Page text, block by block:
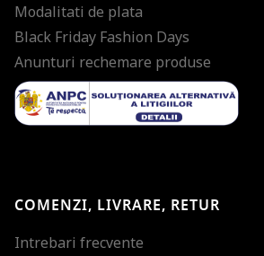
Modalitati de plata
Black Friday Fashion Days
Anunturi rechemare produse
COMENZI, LIVRARE, RETUR
Intrebari frecvente